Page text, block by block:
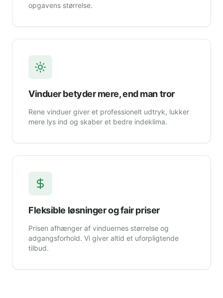
opgavens størrelse.
Vinduer betyder mere, end man tror
Rene vinduer giver et professionelt udtryk, lukker
mere lys ind og skaber et bedre indeklima.
Fleksible løsninger og fair priser
Prisen afhænger af vinduernes størrelse og
adgangsforhold. Vi giver altid et uforpligtende
tilbud.